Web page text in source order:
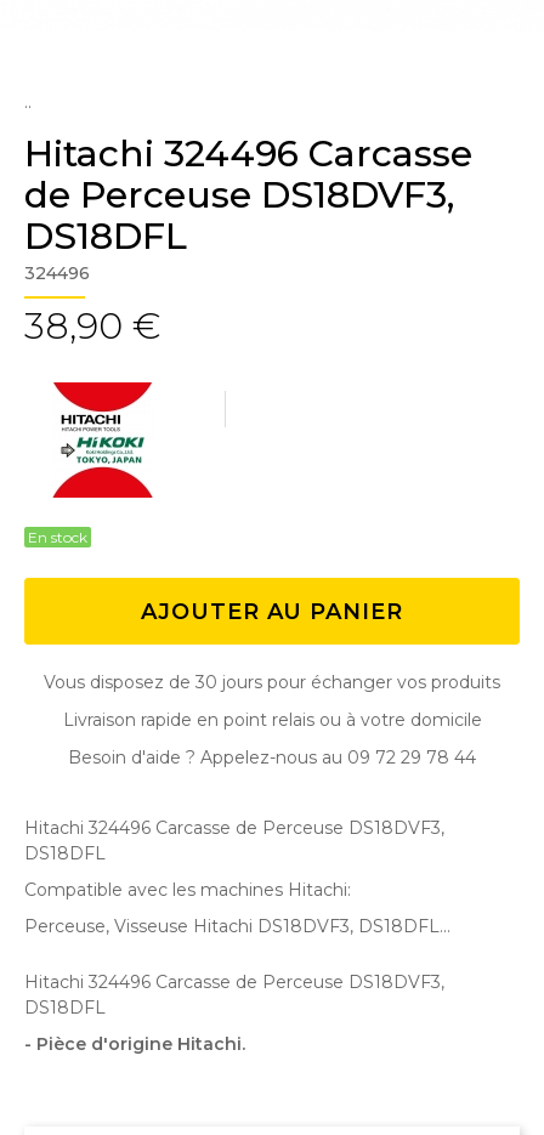
..
Hitachi 324496 Carcasse
de Perceuse DS18DVF3,
DS18DFL
324496
38,90 €
En stock
AJOUTER AU PANIER
Vous disposez de 30 jours pour échanger vos produits
Livraison rapide en point relais ou à votre domicile
Besoin d'aide ? Appelez-nous au 09 72 29 78 44
Hitachi 324496 Carcasse de Perceuse DS18DVF3,
DS18DFL
Compatible avec les machines Hitachi:
Perceuse, Visseuse Hitachi DS18DVF3, DS18DFL ...
Hitachi 324496 Carcasse de Perceuse DS18DVF3,
DS18DFL
- Pièce d'origine Hitachi.